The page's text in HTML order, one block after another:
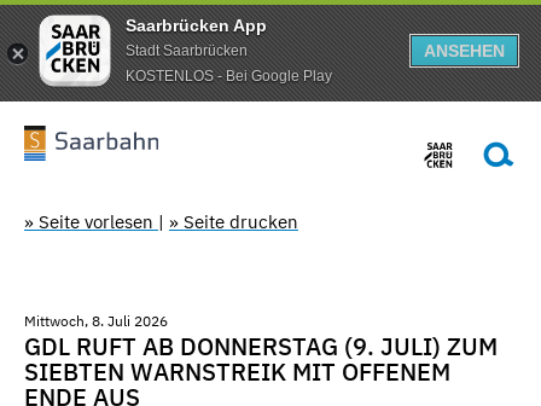
Saarbrücken App
Stadt Saarbrücken
KOSTENLOS - Bei Google Play
ANSEHEN
» Seite vorlesen | » Seite drucken
Mittwoch, 8. Juli 2026
GDL RUFT AB DONNERSTAG (9. JULI) ZUM
SIEBTEN WARNSTREIK MIT OFFENEM
ENDE AUS